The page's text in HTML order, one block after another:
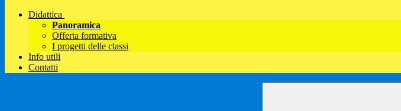
Didattica
Panoramica
Offerta formativa
I progetti delle classi
Info utili
Contatti